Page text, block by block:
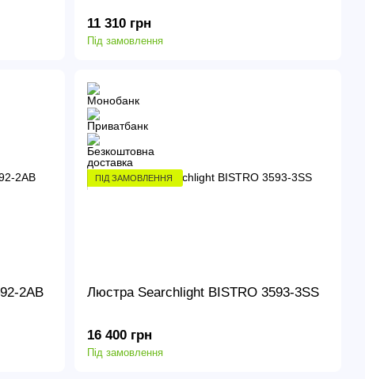
11 310 грн
Під замовлення
2AB
ПІД ЗАМОВЛЕННЯ
Люстра Searchlight BISTRO 3593-3SS
16 400 грн
Під замовлення